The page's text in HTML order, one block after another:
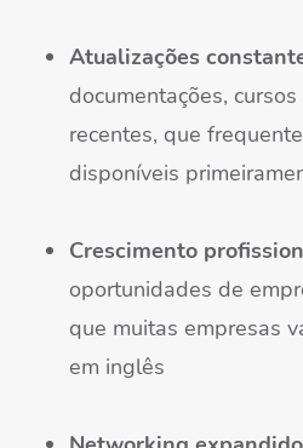
Atualizações
documentações,
recentes, que
disponíveis
Crescimento
oportunidades de
que muitas empresas
em inglês